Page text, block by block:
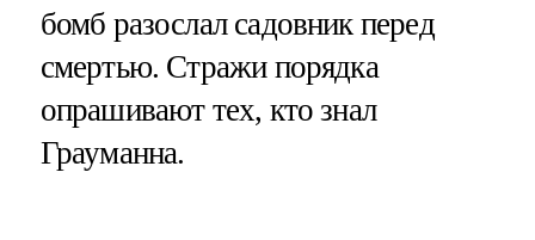
бомб разослал садовник перед
смертью. Стражи порядка
опрашивают тех, кто знал
Грауманна.